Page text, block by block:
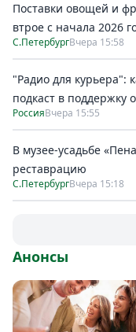
Поставки овощей и
втрое с начала 2026
С.ПетербургВчера 15:58
"Радио для курьера":
подкаст в поддержку
РоссияВчера 15:55
В музее-усадьбе
реставрацию
С.ПетербургВчера 15:18
Анонсы